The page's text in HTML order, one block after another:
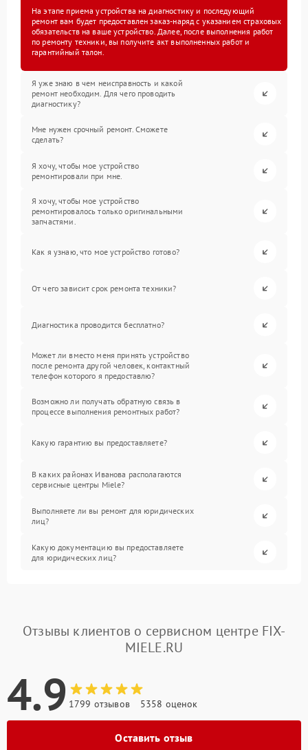
На этапе приема устройства на диагностику и последующий
ремонт вам будет предоставлен заказ-наряд с указанием страховых
обязательств на ваше устройство. Далее, после выполнения работ
по ремонту техники, вы получите акт выполненных работ и
гарантийный талон.
Я уже знаю в чем неисправность и какой
ремонт необходим. Для чего проводить
диагностику?
Мне нужен срочный ремонт. Сможете
сделать?
Я хочу, чтобы мое устройство
ремонтировали при мне.
Я хочу, чтобы мое устройство
ремонтировалось только оригинальными
запчастями.
Как я узнаю, что мое устройство готово?
От чего зависит срок ремонта техники?
Диагностика проводится бесплатно?
Может ли вместо меня принять устройство
после ремонта другой человек, контактный
телефон которого я предоставлю?
Возможно ли получать обратную связь в
процессе выполнения ремонтных работ?
Какую гарантию вы предоставляете?
В каких районах Иванова располагаются
сервисные центры Miele?
Выполняете ли вы ремонт для юридических
лиц?
Какую документацию вы предоставляете
для юридических лиц?
Отзывы клиентов о сервисном центре FIX-
MIELE.RU
4.9 1799 отзывов 5358 оценок
Оставить отзыв